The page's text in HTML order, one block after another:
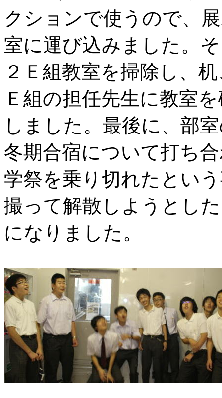
クションで使うので、
室に運び込みました。
２Ｅ組教室を掃除し、
Ｅ組の担任先生に教室
しました。最後に、部
冬期合宿について打ち
学祭を乗り切れたとい
撮って解散しようとし
になりました。